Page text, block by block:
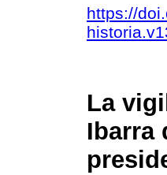
https://
La
Ibarra